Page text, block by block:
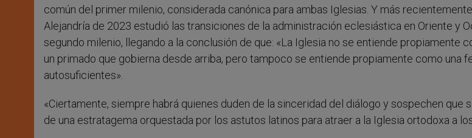
común del primer milenio, considerada canónica para ambas Iglesias. Y más
Alejandría de 2023 estudió las transiciones de la administración eclesiástica en Oriente y
segundo milenio, llegando a la conclusión de que: «La Iglesia no se entiende propiamente
un primado que gobierna desde arriba, pero tampoco se entiende propiamente como una
autosuficientes».
«Ciertamente, siempre habrá quienes duden de la sinceridad del diálogo y sospechen que
de una estratagema orquestada por los astutos latinos para atraer a la Iglesia ortodoxa a